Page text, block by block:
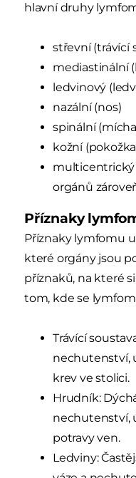
hlavní druhy
střevní (trávící
mediastinální
ledvinový
nazální (nos)
spinální
kožní
multicentrický
orgánů
Příznaky
Příznaky lymfomu
které orgány jsou
příznaků, na které
tom, kde se lymfom
Trávící
nechutenství,
krev ve stolici.
Hrudník:
nechutenství,
potravy ven.
Ledviny: